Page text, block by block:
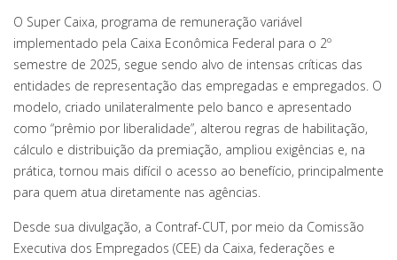
O Super Caixa, programa de remuneração variável
implementado pela Caixa Econômica Federal para o 2º
semestre de 2025, segue sendo alvo de intensas críticas das
entidades de representação das empregadas e empregados. O
modelo, criado unilateralmente pelo banco e apresentado
como “prêmio por liberalidade”, alterou regras de habilitação,
cálculo e distribuição da premiação, ampliou exigências e, na
prática, tornou mais difícil o acesso ao benefício, principalmente
para quem atua diretamente nas agências.
Desde sua divulgação, a Contraf-CUT, por meio da Comissão
Executiva dos Empregados (CEE) da Caixa, federações e